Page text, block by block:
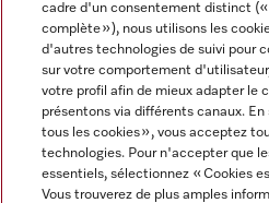
Miele sur Youtube
cadre d'un consentement distinct («
complète »), nous utilisons les
d'autres technologies de suivi pour
sur votre comportement
votre profil afin de mieux adapter le
présentons via différents canaux.
tous les cookies », vous acceptez
technologies. Pour n'accepter que
essentiels, sélectionnez « Cookies
Vous trouverez de plus amples